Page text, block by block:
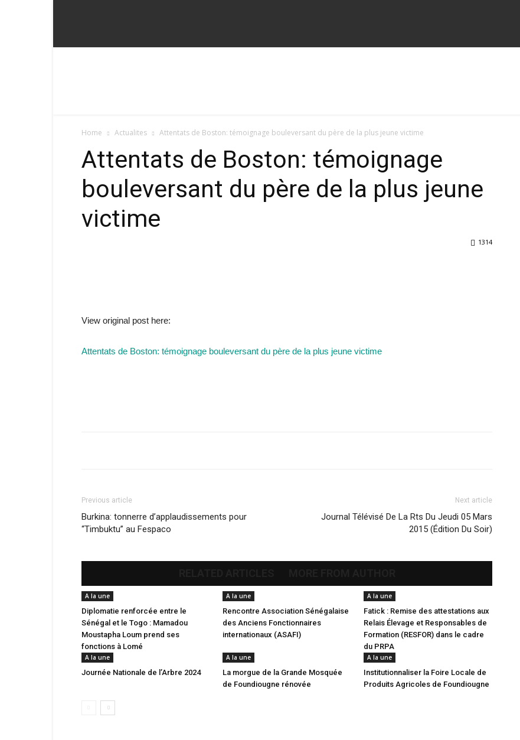
Home Actualites Attentats de Boston: témoignage bouleversant du père de la plus jeune victime
Attentats de Boston: témoignage
bouleversant du père de la plus jeune
victime
1314
View original post here:
Attentats de Boston: témoignage bouleversant du père de la plus jeune victime
Previous article
Burkina: tonnerre d’applaudissements pour
“Timbuktu” au Fespaco
Next article
Journal Télévisé De La Rts Du Jeudi 05 Mars
2015 (Édition Du Soir)
A la une
Diplomatie renforcée entre le
Sénégal et le Togo : Mamadou
Moustapha Loum prend ses
fonctions à Lomé
A la une
Rencontre Association Sénégalaise
des Anciens Fonctionnaires
internationaux (ASAFI)
A la une
Fatick : Remise des attestations aux
Relais Élevage et Responsables de
Formation (RESFOR) dans le cadre
du PRPA
A la une
Journée Nationale de l’Arbre 2024
A la une
La morgue de la Grande Mosquée
de Foundiougne rénovée
A la une
Institutionnaliser la Foire Locale de
Produits Agricoles de Foundiougne